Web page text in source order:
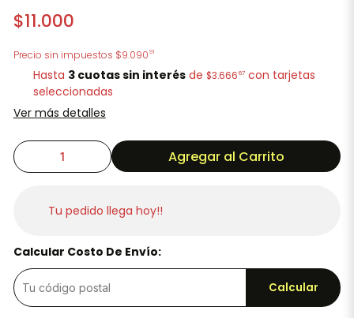
$11.000
Precio sin impuestos $9.09091
Hasta 3 cuotas sin interés de $3.66667 con tarjetas
seleccionadas
Ver más detalles
Agregar al Carrito
Tu pedido llega hoy!!
Calcular Costo De Envío:
Calcular